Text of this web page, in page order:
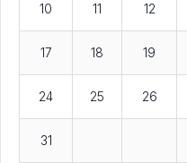
10 11 12
17 18 19
24 25 26
31